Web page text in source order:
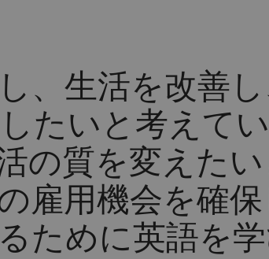
、生活を改善
たいと考えて
の質を変えた
雇用機会を確
ために英語を